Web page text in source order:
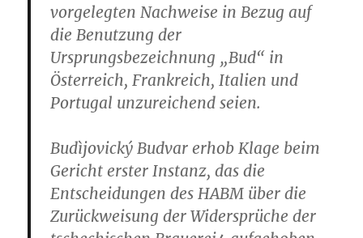
vorgelegten Nachweise in Bezug auf
die Benutzung der
Ursprungsbezeichnung „Bud“ in
Österreich, Frankreich, Italien und
Portugal unzureichend seien.
Budìjovický Budvar erhob Klage beim
Gericht erster Instanz, das die
Entscheidungen des HABM über die
Zurückweisung der Widersprüche der